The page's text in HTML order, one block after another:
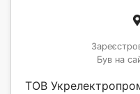
Був на
ТОВ